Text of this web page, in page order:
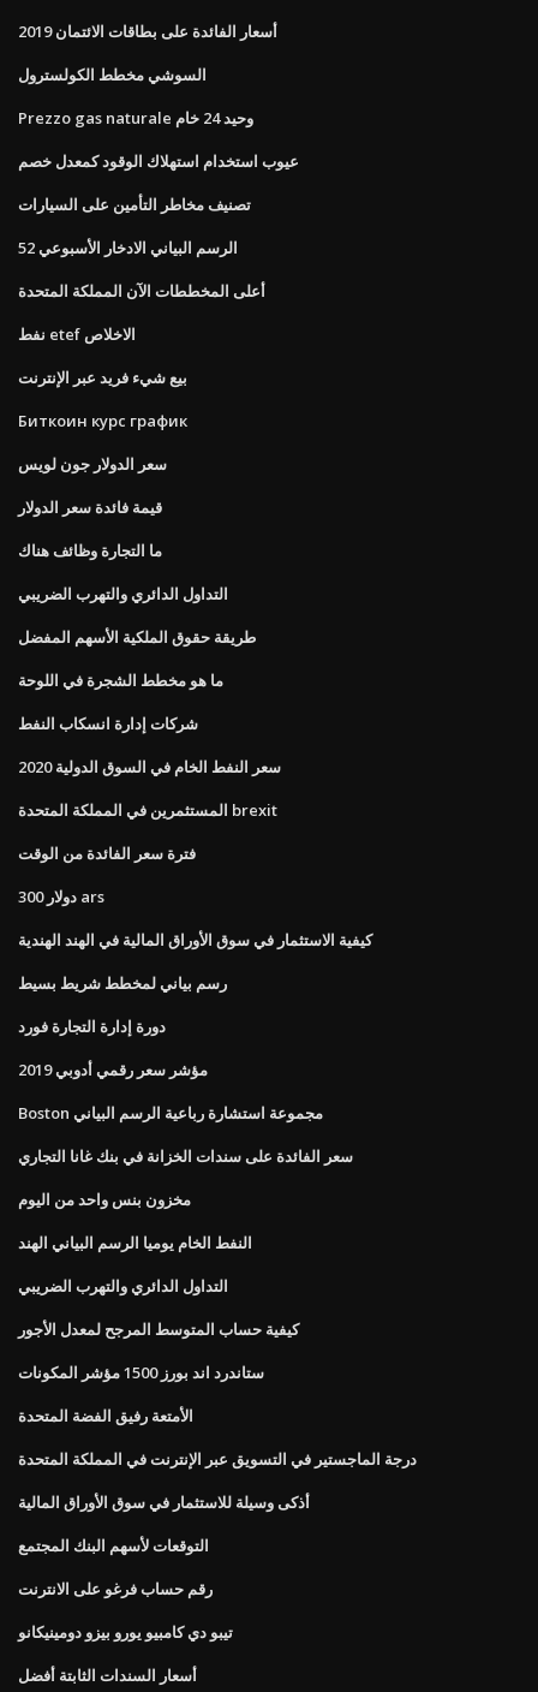
أسعار الفائدة على بطاقات الائتمان 2019
السوشي مخطط الكولسترول
Prezzo gas naturale وحيد 24 خام
عيوب استخدام استهلاك الوقود كمعدل خصم
تصنيف مخاطر التأمين على السيارات
52 الرسم البياني الادخار الأسبوعي
أعلى المخططات الآن المملكة المتحدة
نفط etef الاخلاص
بيع شيء فريد عبر الإنترنت
Биткоин курс график
سعر الدولار جون لويس
قيمة فائدة سعر الدولار
ما التجارة وظائف هناك
التداول الدائري والتهرب الضريبي
طريقة حقوق الملكية الأسهم المفضل
ما هو مخطط الشجرة في اللوحة
شركات إدارة انسكاب النفط
سعر النفط الخام في السوق الدولية 2020
المستثمرين في المملكة المتحدة brexit
فترة سعر الفائدة من الوقت
300 دولار ars
كيفية الاستثمار في سوق الأوراق المالية في الهند الهندية
رسم بياني لمخطط شريط بسيط
دورة إدارة التجارة فورد
مؤشر سعر رقمي أدوبي 2019
Boston مجموعة استشارة رباعية الرسم البياني
سعر الفائدة على سندات الخزانة في بنك غانا التجاري
مخزون بنس واحد من اليوم
النفط الخام يوميا الرسم البياني الهند
التداول الدائري والتهرب الضريبي
كيفية حساب المتوسط ​​المرجح لمعدل الأجور
ستاندرد اند بورز 1500 مؤشر المكونات
الأمتعة رفيق الفضة المتحدة
درجة الماجستير في التسويق عبر الإنترنت في المملكة المتحدة
أذكى وسيلة للاستثمار في سوق الأوراق المالية
التوقعات لأسهم البنك المجتمع
رقم حساب فرغو على الانترنت
تيبو دي كامبيو يورو بيزو دومينيكانو
أسعار السندات الثابتة أفضل